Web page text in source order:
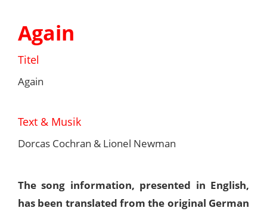
Again
Titel
Again
Text & Musik
Dorcas Cochran & Lionel Newman
The song information, presented in English,
has been translated from the original German